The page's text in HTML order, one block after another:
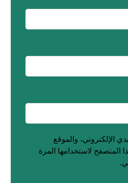
الإلكتروني، والموقع
المتصفح لاستخدامها المرة